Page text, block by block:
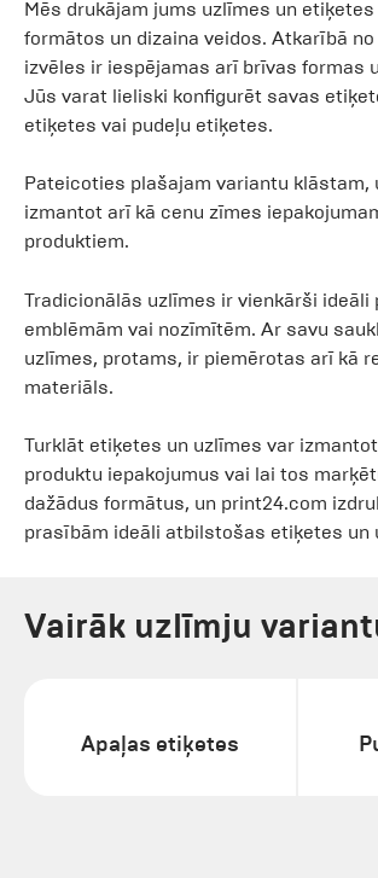
Mēs drukājam jums uzlīmes un etiķetes
formātos un dizaina veidos. Atkarībā
izvēles ir iespējamas arī brīvas formas
Jūs varat lieliski konfigurēt savas
etiķetes vai pudeļu etiķetes.
Pateicoties plašajam variantu klāstam,
izmantot arī kā cenu zīmes
produktiem.
Tradicionālās uzlīmes ir vienkārši ideāli
emblēmām vai nozīmītēm. Ar savu
uzlīmes, protams, ir piemērotas arī kā
materiāls.
Turklāt etiķetes un uzlīmes var
produktu iepakojumus vai lai tos
dažādus formātus, un print24.com
prasībām ideāli atbilstošas etiķetes un
Vairāk uzlīmju
Apaļas etiķetes